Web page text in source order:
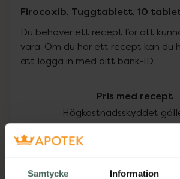
Samtycke Information
Firocoxib, Tuggtablett, 10
Du behöver ett recept för att
vara. Om du har ett recept kan du
att logga in med ditt bank-ID.
Pris med recept
Högkostnadsskyddet
I apotek: 520 kr